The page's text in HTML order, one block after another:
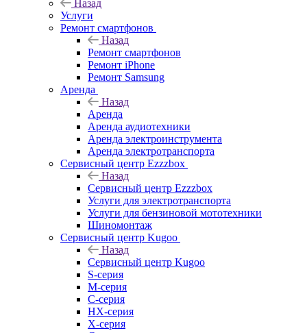
Назад
Услуги
Ремонт смартфонов
Назад
Ремонт смартфонов
Ремонт iPhone
Ремонт Samsung
Аренда
Назад
Аренда
Аренда аудиотехники
Аренда электроинструмента
Аренда электротранспорта
Сервисный центр Ezzzbox
Назад
Сервисный центр Ezzzbox
Услуги для электротранспорта
Услуги для бензиновой мототехники
Шиномонтаж
Сервисный центр Kugoo
Назад
Сервисный центр Kugoo
S-cерия
M-серия
С-серия
HX-серия
X-серия